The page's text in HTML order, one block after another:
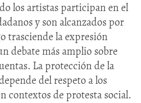
los artistas participan en el
y son alcanzados por
trasciende la expresión
debate más amplio sobre
La protección de la
del respeto a los
contextos de protesta social.